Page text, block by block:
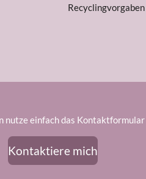
nutze einfach das Kontaktformular
Kontaktiere mich